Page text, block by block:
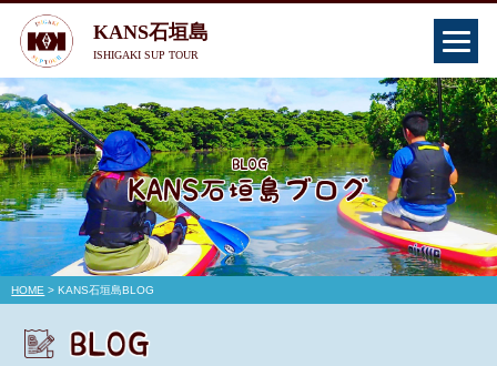
KANS石垣島
ISHIGAKI SUP TOUR
HOME > KANS石垣島BLOG